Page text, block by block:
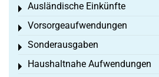
Ausländische Einkünfte
Toggle menu
Vorsorgeaufwendungen
Toggle menu
Sonderausgaben
Toggle menu
Haushaltnahe Aufwendungen
Toggle menu